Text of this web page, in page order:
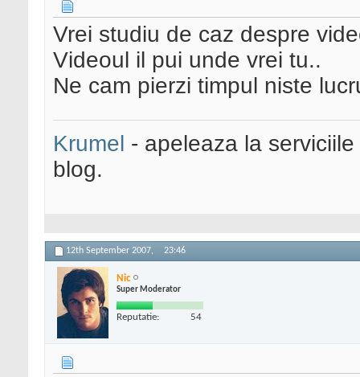
Vrei studiu de caz despre
Videoul il pui unde vrei tu..
Ne cam pierzi timpul niste
Krumel - apeleaza la
blog.
12th September 2007, 23:46
Nic
Super Moderator
Reputatie: 54